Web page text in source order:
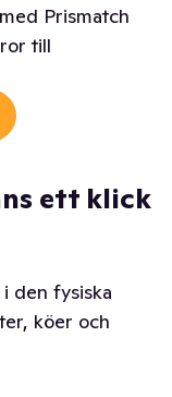
Prismatch
till
ett klick
den fysiska
köer och